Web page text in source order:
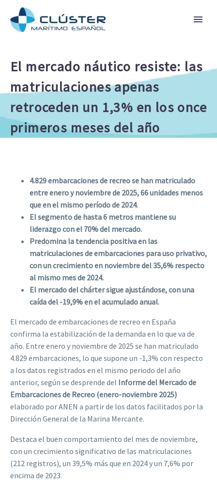
El mercado náutico resiste: las
matriculaciones apenas
retroceden un 1,3% en los once
primeros meses del año
4.829 embarcaciones de recreo se han matriculado
entre enero y noviembre de 2025, 66 unidades menos
que en el mismo período de 2024.
El segmento de hasta 6 metros mantiene su
liderazgo con el 70% del mercado.
Predomina la tendencia positiva en las
matriculaciones de embarcaciones para uso privativo,
con un crecimiento en noviembre del 35,6% respecto
al mismo mes de 2024.
El mercado del chárter sigue ajustándose, con una
caída del -19,9% en el acumulado anual.
El mercado de embarcaciones de recreo en España
confirma la estabilización de la demanda en lo que va de
año. Entre enero y noviembre de 2025 se han matriculado
4.829 embarcaciones, lo que supone un -1,3% con respecto
a los datos registrados en el mismo periodo del año
anterior, según se desprende del Informe del Mercado de
Embarcaciones de Recreo (enero-noviembre 2025)
elaborado por ANEN a partir de los datos facilitados por la
Dirección General de la Marina Mercante.
Destaca el buen comportamiento del mes de noviembre,
con un crecimiento significativo de las matriculaciones
(212 registros), un 39,5% más que en 2024 y un 7,6% por
encima de 2023.